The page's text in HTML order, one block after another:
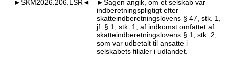
►SKM2026.206.LSR◄
►Sagen angik, om et selskab var
indberetningspligtigt efter
skatteindberetningslovens § 47, stk. 1,
jf. § 1, stk. 1, af indkomst omfattet af
skatteindberetningslovens § 1, stk. 2,
som var udbetalt til ansatte i
selskabets filialer i udlandet.